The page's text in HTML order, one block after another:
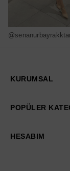
KURUMSAL
POPÜLER
HESABIM